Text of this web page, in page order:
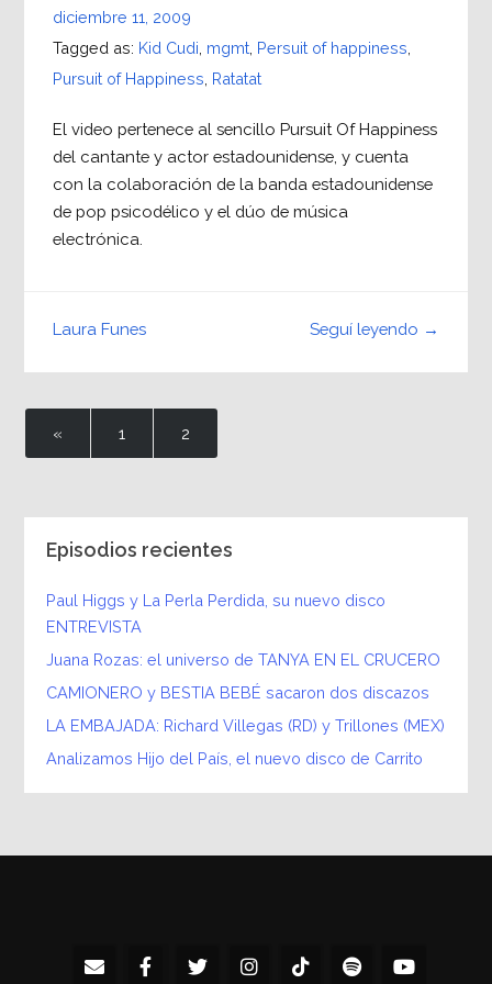
diciembre 11, 2009
Tagged as: Kid Cudi mgmt, Persuit of happiness
Pursuit of Happiness Ratatat
El video pertenece al sencillo Pursuit Of Happiness
del cantante y actor estadounidense, y cuenta
con la colaboración de la banda estadounidense
de pop psicodélico y el dúo de música
electrónica.
Seguí leyendo →
Laura Funes
« 1 2
Episodios recientes
Paul Higgs y La Perla Perdida, su nuevo disco
ENTREVISTA
Juana Rozas: el universo de TANYA EN EL CRUCERO
CAMIONERO y BESTIA BEBÉ sacaron dos discazos
LA EMBAJADA: Richard Villegas (RD) y Trillones (MEX)
Analizamos Hijo del País, el nuevo disco de Carrito